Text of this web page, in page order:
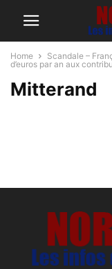
Home
Scandale –
d’euros par an aux
Mitterand